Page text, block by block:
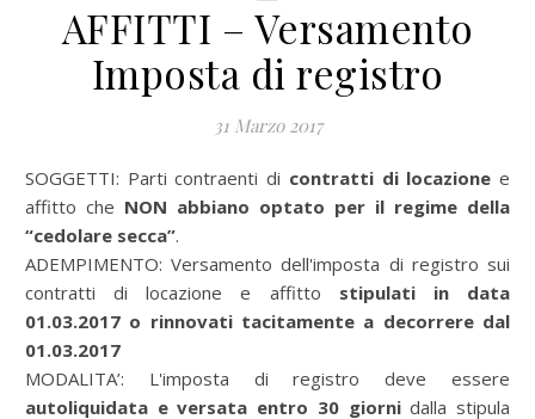
AFFITTI – Versamento
Imposta di registro
31 Marzo 2017
SOGGETTI: Parti contraenti di contratti di locazione e
affitto che NON abbiano optato per il regime della
“cedolare secca”.
ADEMPIMENTO: Versamento dell'imposta di registro sui
contratti di locazione e affitto stipulati in data
01.03.2017 o rinnovati tacitamente a decorrere dal
01.03.2017
MODALITA’: L'imposta di registro deve essere
autoliquidata e versata entro 30 giornidalla stipula